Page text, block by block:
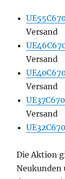
Versand
Versand
Versand
Versand
Die Aktion
Neukunden